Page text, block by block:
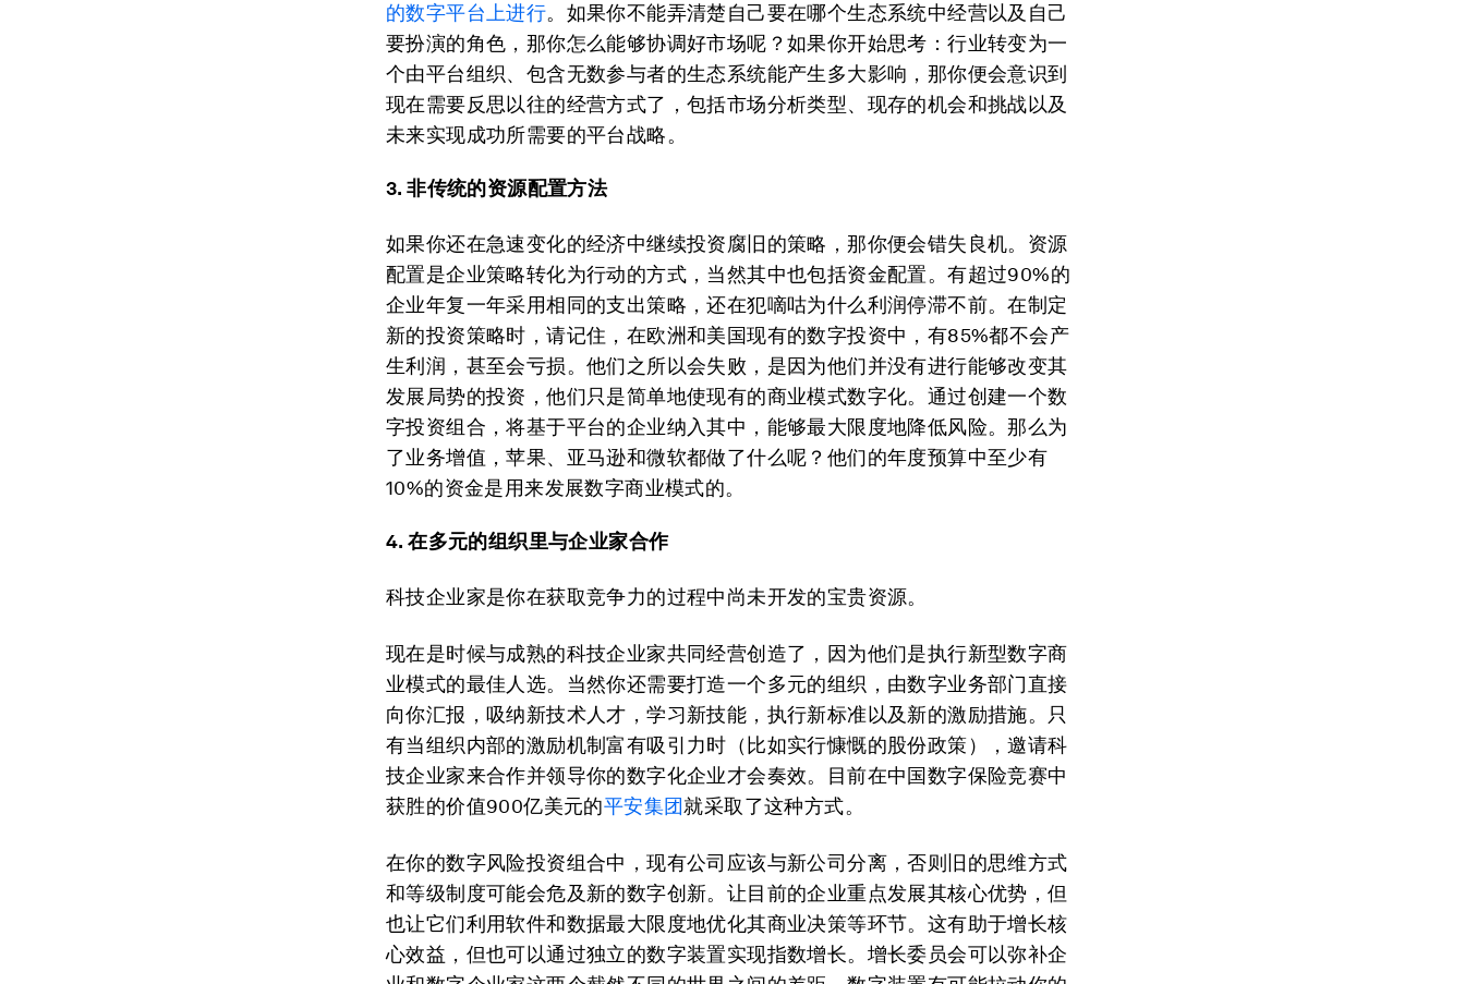
的数字平台上进行。如果你不能弄清楚自己要在哪个生态系统中经营以及自己
要扮演的角色，那你怎么能够协调好市场呢？如果你开始思考：行业转变为一
个由平台组织、包含无数参与者的生态系统能产生多大影响，那你便会意识到
现在需要反思以往的经营方式了，包括市场分析类型、现存的机会和挑战以及
未来实现成功所需要的平台战略。
3. 非传统的资源配置方法
如果你还在急速变化的经济中继续投资腐旧的策略，那你便会错失良机。资源
配置是企业策略转化为行动的方式，当然其中也包括资金配置。有超过90%的
企业年复一年采用相同的支出策略，还在犯嘀咕为什么利润停滞不前。在制定
新的投资策略时，请记住，在欧洲和美国现有的数字投资中，有85%都不会产
生利润，甚至会亏损。他们之所以会失败，是因为他们并没有进行能够改变其
发展局势的投资，他们只是简单地使现有的商业模式数字化。通过创建一个数
字投资组合，将基于平台的企业纳入其中，能够最大限度地降低风险。那么为
了业务增值，苹果、亚马逊和微软都做了什么呢？他们的年度预算中至少有
10%的资金是用来发展数字商业模式的。
4. 在多元的组织里与企业家合作
科技企业家是你在获取竞争力的过程中尚未开发的宝贵资源。
现在是时候与成熟的科技企业家共同经营创造了，因为他们是执行新型数字商
业模式的最佳人选。当然你还需要打造一个多元的组织，由数字业务部门直接
向你汇报，吸纳新技术人才，学习新技能，执行新标准以及新的激励措施。只
有当组织内部的激励机制富有吸引力时（比如实行慷慨的股份政策），邀请科
技企业家来合作并领导你的数字化企业才会奏效。目前在中国数字保险竞赛中
获胜的价值900亿美元的平安集团就采取了这种方式。
在你的数字风险投资组合中，现有公司应该与新公司分离，否则旧的思维方式
和等级制度可能会危及新的数字创新。让目前的企业重点发展其核心优势，但
也让它们利用软件和数据最大限度地优化其商业决策等环节。这有助于增长核
心效益，但也可以通过独立的数字装置实现指数增长。增长委员会可以弥补企